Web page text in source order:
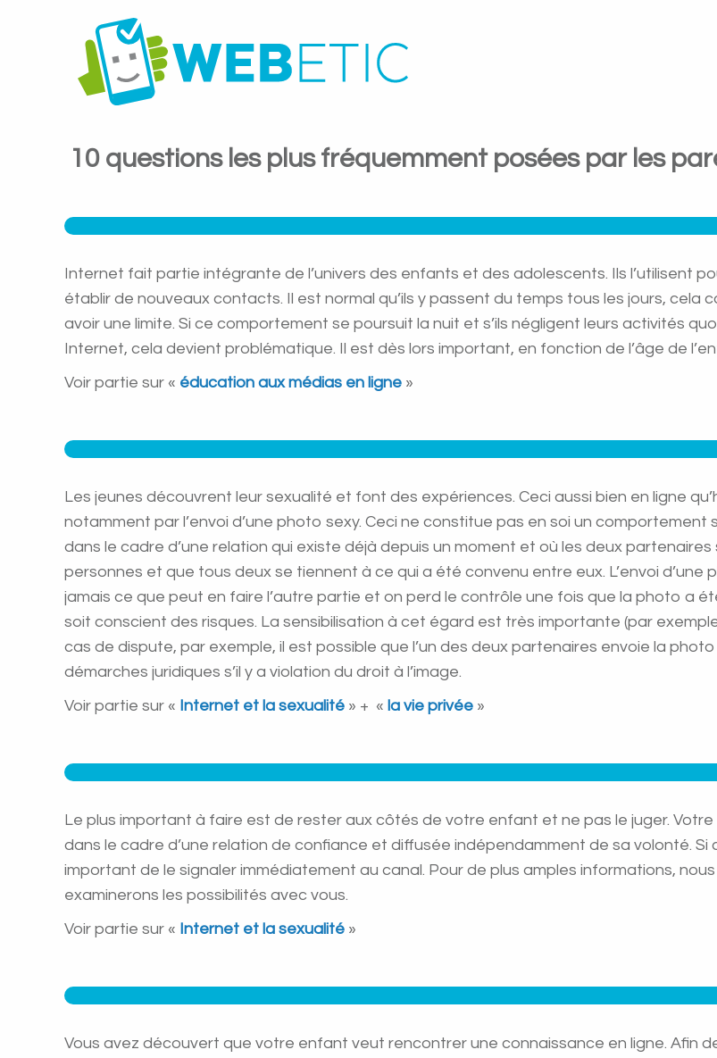
10 questions les plus fréquemment posées par les
Internet fait partie intégrante de l’univers des enfants et des adolescents. Ils l’utilisent
établir de nouveaux contacts. Il est normal qu’ils y passent du temps tous les jours,
avoir une limite. Si ce comportement se poursuit la nuit et s’ils négligent leurs activités
Internet, cela devient problématique. Il est dès lors important, en fonction de l’âge de
Voir partie sur « éducation aux médias en ligne »
Les jeunes découvrent leur sexualité et font des expériences. Ceci aussi bien en ligne
notamment par l’envoi d’une photo sexy. Ceci ne constitue pas en soi un
dans le cadre d’une relation qui existe déjà depuis un moment et où les deux
personnes et que tous deux se tiennent à ce qui a été convenu entre eux. L’envoi
jamais ce que peut en faire l’autre partie et on perd le contrôle une fois que la photo a
soit conscient des risques. La sensibilisation à cet égard est très importante (par
cas de dispute, par exemple, il est possible que l’un des deux partenaires envoie la
démarches juridiques s’il y a violation du droit à l’image.
Voir partie sur « Internet et la sexualité » + « la vie privée »
Le plus important à faire est de rester aux côtés de votre enfant et ne pas le juger.
dans le cadre d’une relation de confiance et diffusée indépendamment de sa volonté.
important de le signaler immédiatement au canal. Pour de plus amples informations,
examinerons les possibilités avec vous.
Voir partie sur « Internet et la sexualité »
Vous avez découvert que votre enfant veut rencontrer une connaissance en ligne. Afin